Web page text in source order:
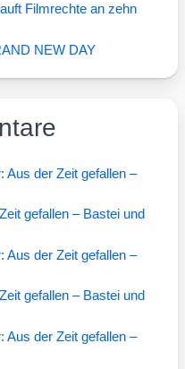
Filmrechte an zehn
NEW DAY
Aus der Zeit gefallen –
gefallen – Bastei und
Aus der Zeit gefallen –
gefallen – Bastei und
Aus der Zeit gefallen –